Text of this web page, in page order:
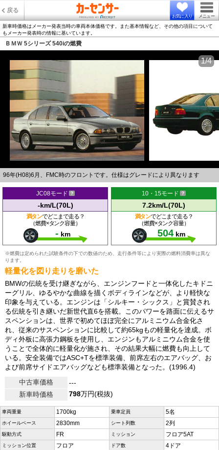
戻る
お気に入り メニュー
新車時価格はメーカー発表当時の車両本体価格です。また基本情報など、その他の項目について
もメーカー発表時の情報に基いています。
ＢＭＷ 5シリーズ 540iの燃費
96年(H08)6月、FMC時のフロントです。仕様はグレードにより異なります
1/4
JC08モード
-km/L(70L)
満タンでどこまで走る？
（燃費×タンク容量）
- km
10・15モード
7.2km/L(70L)
満タンでどこまで走る？
（燃費×タンク容量）
504 km
※燃費は定められた試験条件の下での数値のため、走行条件等により実際の燃料消費率は異な
ります。
軽量化を図り走りを磨いた
BMWの伝統を受け継ぎながら、エンジンフードと一体化したキドニ
ーグリル、ゆるやかな曲線を描くボディラインなどが、より軽快な
印象を与えている。エンジンは「シルキー・シックス」と賞賛され
る伝統を引き継いだ新世代直6を搭載。このパワーを路面に伝えるサ
スペンションは、世界で初めてほぼ完全にアルミニウム合金化さ
れ、従来のサスペンションに比較して約65kgもの軽量化を達成。ボ
ディ外板に高張力鋼板を使用し、エンジンもアルミニウム合金を使
うことで全体的に軽量化が施され、その結果大幅に燃費も向上して
いる。安全装備ではASC+Tを標準装備、前席左右のエアバッグ、お
よび前席サイドエアバッグなども標準装備となった。(1996.4)
中古車価格
---
新車時価格
798万円(税抜)
車両重量 1700kg 乗車定員 5名
ホイールベース 2830mm シート列数 2列
駆動方式 FR ミッション フロア5AT
ミッション位置 フロア ドア数 4ドア